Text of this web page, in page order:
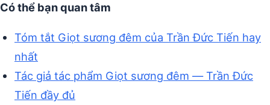
Có thể bạn quan tâm
Tóm tắt Giọt sương đêm của Trần Đức Tiến hay
nhất
Tác giả tác phẩm Giọt sương đêm — Trần Đức
Tiến đầy đủ